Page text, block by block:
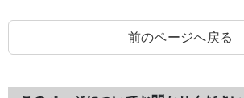
前のページへ戻る